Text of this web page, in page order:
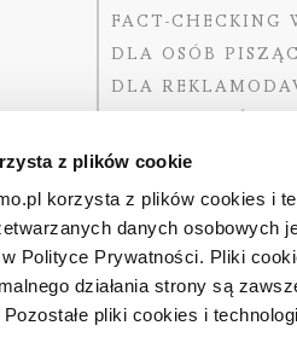
z plików cookie
korzysta z plików cookies i
danych osobowych
Polityce Prywatności. Pliki
działania strony są
pliki cookies i
FACT-CHECKING
DLA OSÓB
DLA